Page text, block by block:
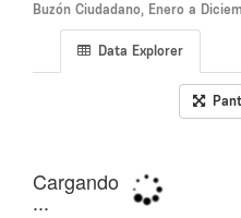
Buzón Ciudadano, Enero a
Data Explorer